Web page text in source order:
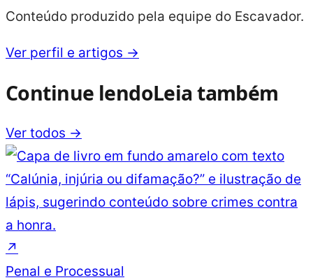
Conteúdo produzido pela equipe do Escavador.
Ver perfil e artigos →
Continue lendoLeia também
Ver todos →
↗
Penal e Processual